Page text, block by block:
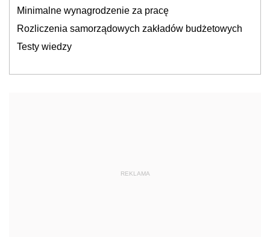
Minimalne wynagrodzenie za pracę
Rozliczenia samorządowych zakładów budżetowych
Testy wiedzy
REKLAMA